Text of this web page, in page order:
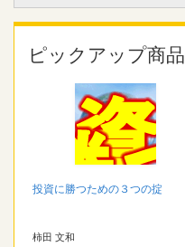
ピックアップ商品
投資に勝つための３つの掟
柿田 文和